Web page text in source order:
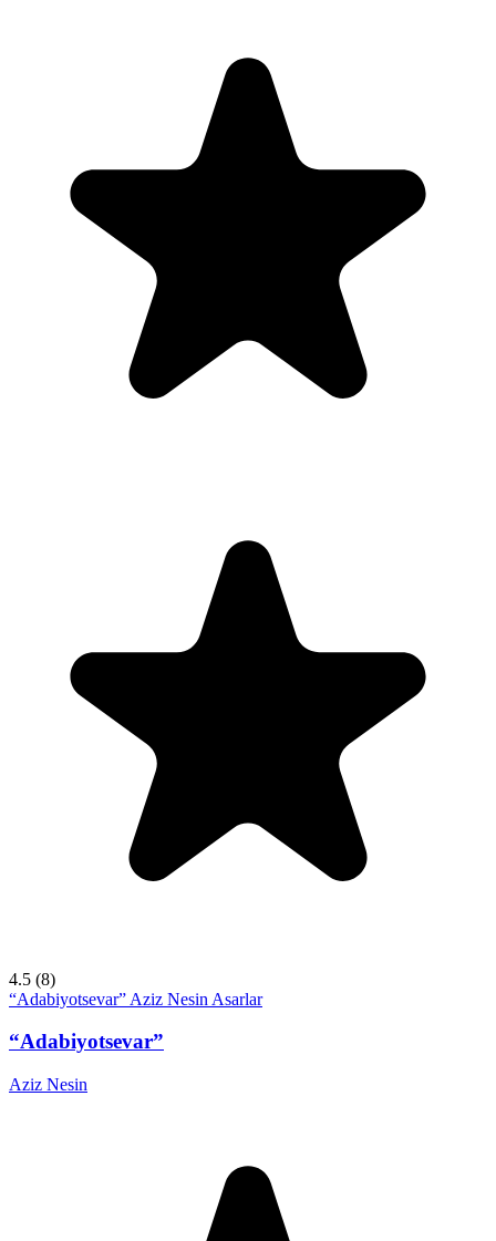
4.5 (8)
“Adabiyotsevar” Aziz Nesin Asarlar
“Adabiyotsevar”
Aziz Nesin